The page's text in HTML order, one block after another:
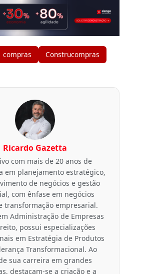
compras Construcompras
Ricardo Gazetta
com mais de 20 anos de
em planejamento estratégico,
de negócios e gestão
com ênfase em negócios
transformação empresarial.
Administração de Empresas
possui especializações
em Estratégia de Produtos
Transformacional. Ao
sua carreira em grandes
destacam-se a criação e a